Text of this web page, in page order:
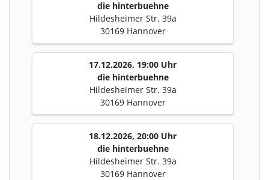
die hinterbuehne
Hildesheimer Str. 39a
30169 Hannover
17.12.2026, 19:00 Uhr
die hinterbuehne
Hildesheimer Str. 39a
30169 Hannover
18.12.2026, 20:00 Uhr
die hinterbuehne
Hildesheimer Str. 39a
30169 Hannover